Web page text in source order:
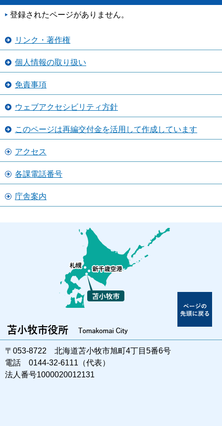
登録されたページがありません。
リンク・著作権
個人情報の取り扱い
免責事項
ウェブアクセシビリティ方針
このページは再編交付金を活用して作成しています
アクセス
各課電話番号
庁舎案内
〒053-8722 北海道苫小牧市旭町4丁目5番6号
電話 0144-32-6111（代表）
法人番号1000020012131